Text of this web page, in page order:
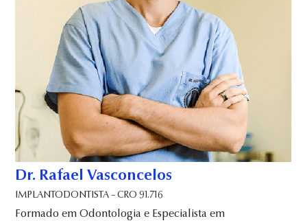
Dr. Rafael Vasconcelos
IMPLANTODONTISTA – CRO 91.716
Formado em Odontologia e Especialista em